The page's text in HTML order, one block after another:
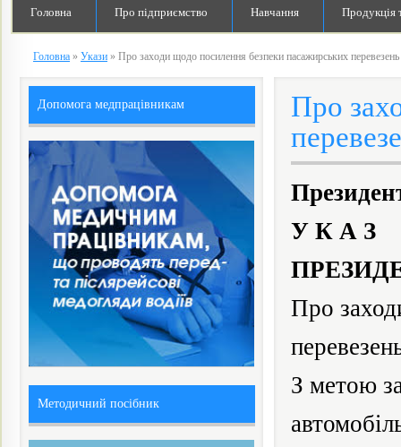
Головна Про підприємство Навчання Продукція
Головна » Укази » Про заходи щодо посилення безпеки пасажирських
Про
У К А З
Про
З метою
Допомога медпрацівникам
Методичний посібник